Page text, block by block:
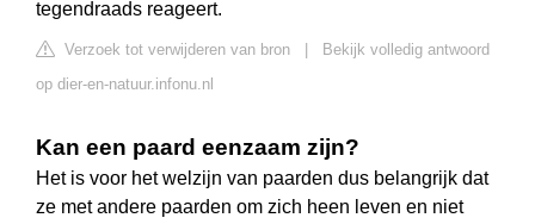
tegendraads reageert.
Verzoek tot verwijderen van bron
Bekijk volledig antwoord
op dier-en-natuur.infonu.nl
Kan een paard eenzaam zijn?
Het is voor het welzijn van paarden dus belangrijk dat
ze met andere paarden om zich heen leven en niet